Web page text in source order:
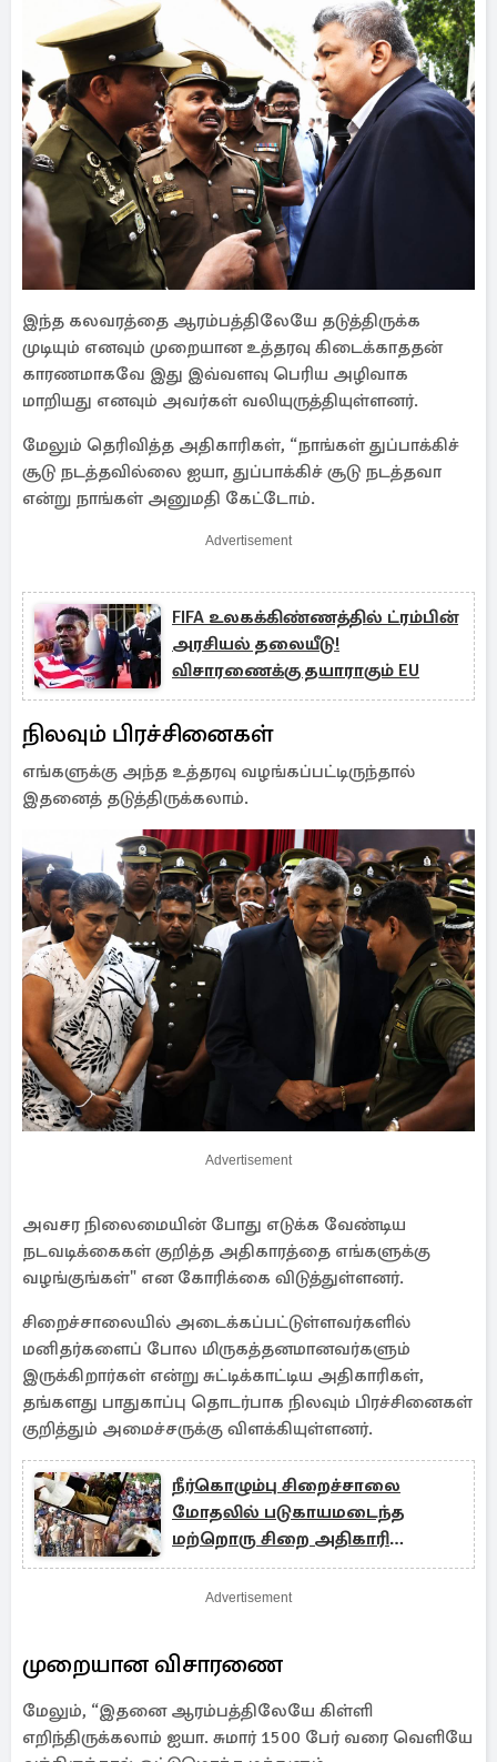
இந்த கலவரத்தை ஆரம்பத்திலேயே தடுத்திருக்க
முடியும் எனவும் முறையான உத்தரவு கிடைக்காததன்
காரணமாகவே இது இவ்வளவு பெரிய அழிவாக
மாறியது எனவும் அவர்கள் வலியுருத்தியுள்ளனர்.
மேலும் தெரிவித்த அதிகாரிகள், “நாங்கள் துப்பாக்கிச்
சூடு நடத்தவில்லை ஐயா, துப்பாக்கிச் சூடு நடத்தவா
என்று நாங்கள் அனுமதி கேட்டோம்.
Advertisement
FIFA உலகக்கிண்ணத்தில் ட்ரம்பின்
அரசியல் தலையீடு!
விசாரணைக்கு தயாராகும் EU
நிலவும் பிரச்சினைகள்
எங்களுக்கு அந்த உத்தரவு வழங்கப்பட்டிருந்தால்
இதனைத் தடுத்திருக்கலாம்.
Advertisement
அவசர நிலைமையின் போது எடுக்க வேண்டிய
நடவடிக்கைகள் குறித்த அதிகாரத்தை எங்களுக்கு
வழங்குங்கள்" என கோரிக்கை விடுத்துள்ளனர்.
சிறைச்சாலையில் அடைக்கப்பட்டுள்ளவர்களில்
மனிதர்களைப் போல மிருகத்தனமானவர்களும்
இருக்கிறார்கள் என்று சுட்டிக்காட்டிய அதிகாரிகள்,
தங்களது பாதுகாப்பு தொடர்பாக நிலவும் பிரச்சினைகள்
குறித்தும் அமைச்சருக்கு விளக்கியுள்ளனர்.
நீர்கொழும்பு சிறைச்சாலை
மோதலில் படுகாயமடைந்த
மற்றொரு சிறை அதிகாரி
உயிரிழப்பு
Advertisement
முறையான விசாரணை
மேலும், “இதனை ஆரம்பத்திலேயே கிள்ளி
எறிந்திருக்கலாம் ஐயா. சுமார் 1500 பேர் வரை வெளியே